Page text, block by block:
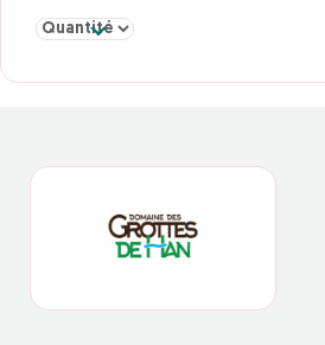
Sélectionner la quantité pour